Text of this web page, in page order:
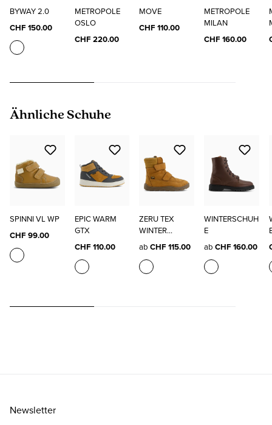
BYWAY 2.0
CHF 150.00
METROPOLE
OSLO
CHF 220.00
MOVE
CHF 110.00
METROPOLE
MILAN
CHF 160.00
Produktgalerie überspringen
Ähnliche Schuhe
SPINNI VL WP
CHF 99.00
EPIC WARM
GTX
CHF 110.00
ZERU TEX
WINTER
BAREFOOT
abCHF 115.00
WINTERSCHUH
E
ab CHF 160.00
Newsletter